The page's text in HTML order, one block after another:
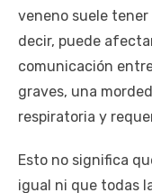
veneno suele
decir, puede
comunicación
graves, una
respiratoria y
Esto no significa
igual ni que todas